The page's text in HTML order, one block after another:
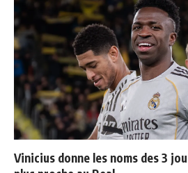
Vinicius donne les noms des 3